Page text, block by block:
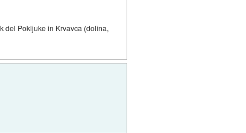
del Pokljuke in Krvavca (dolina,